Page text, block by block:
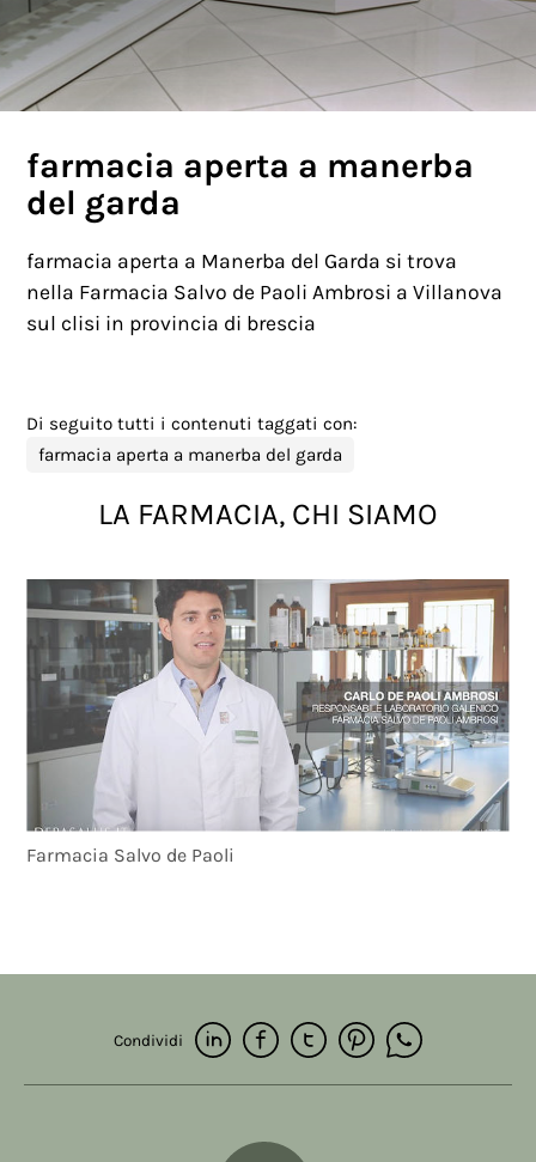
farmacia aperta a manerba
del garda
farmacia aperta a Manerba del Garda si trova
nella Farmacia Salvo de Paoli Ambrosi a Villanova
sul clisi in provincia di brescia
Di seguito tutti i contenuti taggati con:
farmacia aperta a manerba del garda
LA FARMACIA, CHI SIAMO
Farmacia Salvo de Paoli
Condividi